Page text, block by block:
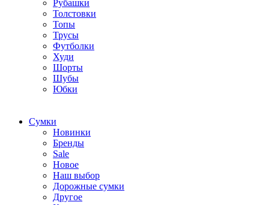
Рубашки
Толстовки
Топы
Трусы
Футболки
Худи
Шорты
Шубы
Юбки
Cумки
Новинки
Бренды
Sale
Новое
Наш выбор
Дорожные сумки
Другое